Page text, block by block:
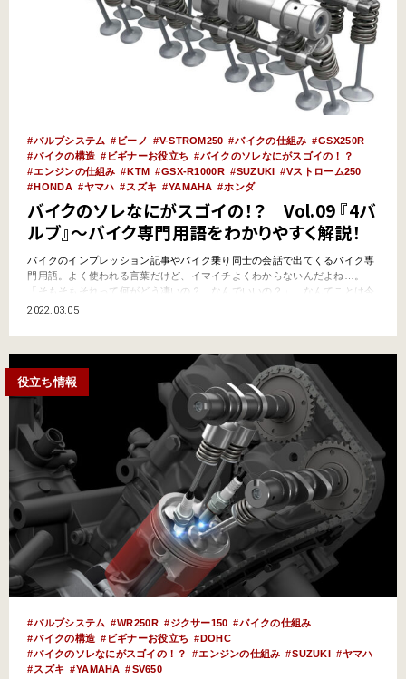
バルブシステム ビーノ V-STROM250 バイクの仕組み
GSX250R
バイクの構造
ビギナーお役立ち
バイクのソレなにがスゴイの！？
エンジンの仕組み
KTM GSX-R1000R SUZUKI
Vストローム250
HONDA
ヤマハ スズキ YAMAHA ホンダ
バイクのソレなにがスゴイの！？ Vol.09 『4バ
ルブ』～バイク専門用語をわかりやすく解説！
バイクのインプレッション記事やバイク乗り同士の会話で出てくるバイク専
門用語。よく使われる言葉だけど、イマイチよくわからないんだよね…。
「そもそもそれって何がどう凄いの？ なんでいいの？」…なんてことは今
更聞けないし。そんなキーワードをわかりやすく解説していくこのコーナ
https://www.youtube…
2022.03.05
役立ち情報
バルブシステム WR250R ジクサー150
バイクの仕組み
バイクの構造
ビギナーお役立ち
DOHC
バイクのソレなにがスゴイの！？
エンジンの仕組み SUZUKI
ヤマハ
スズキ
YAMAHA SV650